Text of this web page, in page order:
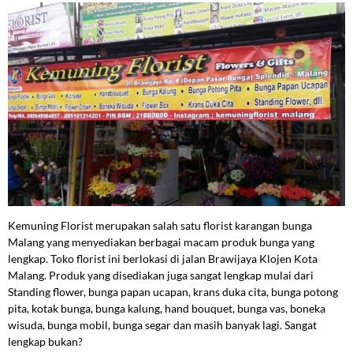
Kemuning Florist merupakan salah satu florist karangan bunga
Malang yang menyediakan berbagai macam produk bunga yang
lengkap. Toko florist ini berlokasi di jalan Brawijaya Klojen Kota
Malang. Produk yang disediakan juga sangat lengkap mulai dari
Standing flower, bunga papan ucapan, krans duka cita, bunga potong
pita, kotak bunga, bunga kalung, hand bouquet, bunga vas, boneka
wisuda, bunga mobil, bunga segar dan masih banyak lagi. Sangat
lengkap bukan?